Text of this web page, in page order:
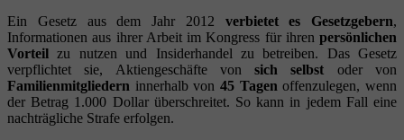
Ein Gesetz aus dem Jahr 2012 verbietet es Gesetzgebern,
Informationen aus ihrer Arbeit im Kongress für ihren persönlichen
Vorteil zu nutzen und Insiderhandel zu betreiben. Das Gesetz
verpflichtet sie, Aktiengeschäfte vonsich selbst oder von
Familienmitgliedern innerhalb von 45 Tagen offenzulegen, wenn
der Betrag 1.000 Dollar überschreitet. So kann in jedem Fall eine
nachträgliche Strafe erfolgen.